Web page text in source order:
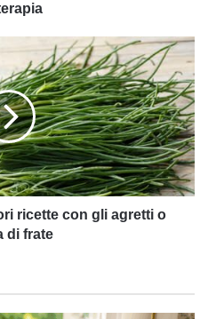
ricette con gli agretti o
di frate